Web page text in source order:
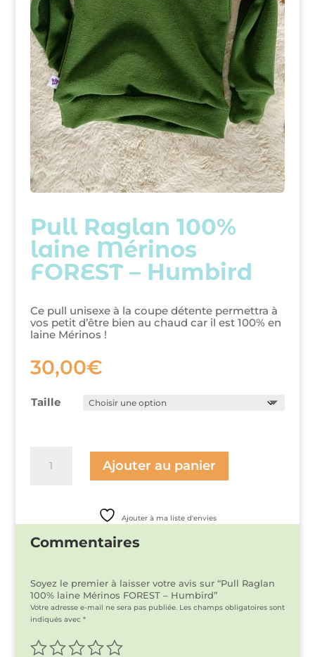
Pull Raglan 100%
laine Mérinos
FOREST – Humbird
Ce pull unisexe à la coupe détente permettra à
vos petit d’être bien au chaud car il est 100% en
laine Mérinos !
30,00€
Taille
Mérinos
FOREST
-
Ajouter au panier
Ajouter à ma liste d'envies
Commentaires
Soyez le premier à laisser votre avis sur “Pull Raglan
100% laine Mérinos FOREST – Humbird”
Votre adresse e-mail ne sera pas publiée. Les champs obligatoires sont
indiqués avec *